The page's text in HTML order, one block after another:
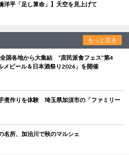
洋平「足し算命」】天空を見上げて
もっと見る
国各地から大集結 “庶民派食フェス”第4
メビール＆日本酒祭り2026」を開催
煮作りを体験 埼玉県加須市の「ファミリー
名所、加治川で秋のマルシェ